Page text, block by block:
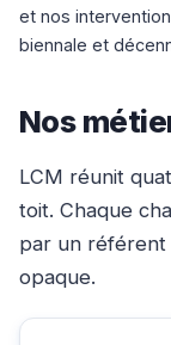
et nos
biennale et
Nos
LCM réunit
toit. Chaque
par un
opaque.